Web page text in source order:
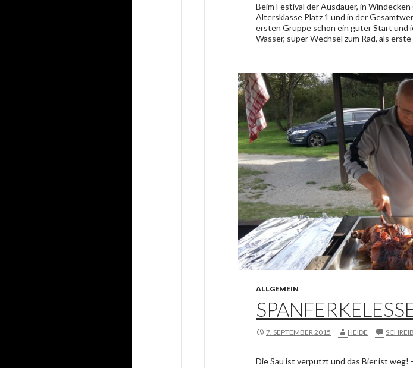
Beim Festival der Ausdauer, in
Altersklasse Platz 1 und in der
ersten Gruppe schon ein guter Start und
Wasser, super Wechsel zum Rad, als
ALLGEMEIN
7. SEPTEMBER 2015 HEIDE
Die Sau ist verputzt und das Bier ist weg!